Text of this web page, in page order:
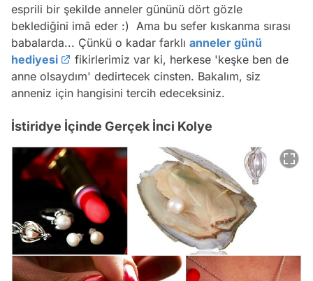
esprili bir şekilde anneler gününü dört gözle
beklediğini imâ eder :) Ama bu sefer kıskanma sırası
babalarda... Çünkü o kadar farklı anneler günü
hediyesi
fikirlerimiz var ki, herkese 'keşke ben de
anne olsaydım' dedirtecek cinsten. Bakalım, siz
anneniz için hangisini tercih edeceksiniz.
İstiridye İçinde Gerçek İnci Kolye